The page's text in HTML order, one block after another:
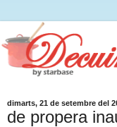
dimarts, 21 de setembre del
de propera